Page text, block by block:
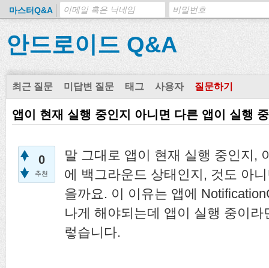
마스터Q&A
안드로이드 Q&A
최근 질문 미답변 질문 태그 사용자 질문하기
앱이 현재 실행 중인지 아니면 다른 앱이 실행
0
추천
말 그대로 앱이 현재 실행 중인지,
에 백그라운드 상태인지, 것도 아
을까요. 이 이유는 앱에
나게 해야되는데 앱이 실행 중이
렇습니다.